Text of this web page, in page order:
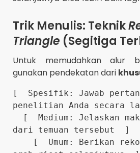
Trik Menulis: Teknik
Triangle (Segitiga
Untuk memudahkan alur
gunakan pendekatan dari
[  Spesifik: Jawab
penelitian Anda secara
dari temuan tersebut  ]